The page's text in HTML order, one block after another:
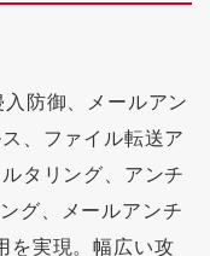
防御、メールアン
、ファイル転送ア
タリング、アンチ
グ、メールアンチ
を実現。幅広い攻